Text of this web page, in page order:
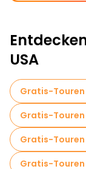
USA
Gratis-
Gratis-
Gratis-Touren
Gratis-Touren